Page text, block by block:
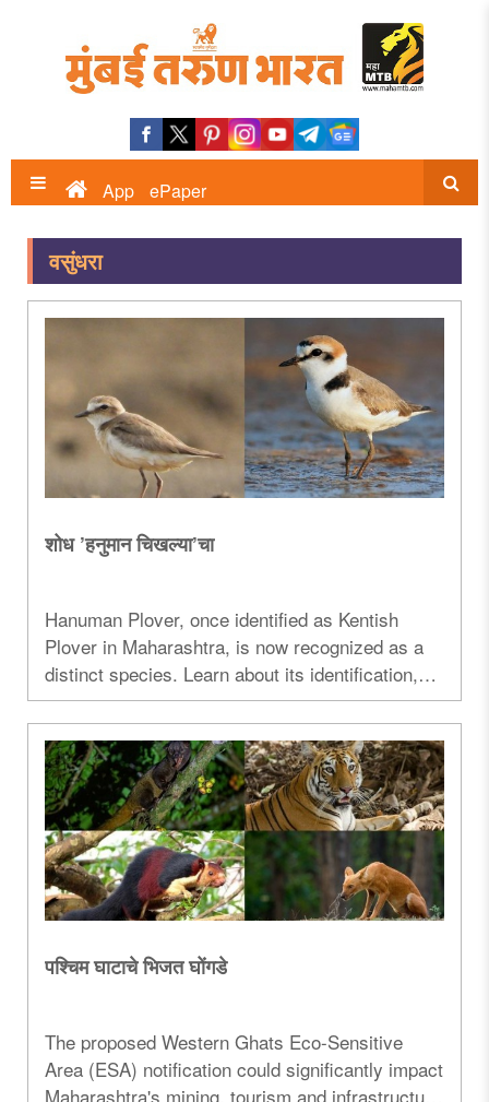
App ePaper
वसुंधरा
शोध ’हनुमान चिखल्या’चा
Hanuman Plover, once identified as Kentish
Plover in Maharashtra, is now recognized as a
distinct species. Learn about its identification,
breeding, habitat, and conservation...
पश्चिम घाटाचे भिजत घोंगडे
The proposed Western Ghats Eco-Sensitive
Area (ESA) notification could significantly impact
Maharashtra's mining, tourism and infrastructure